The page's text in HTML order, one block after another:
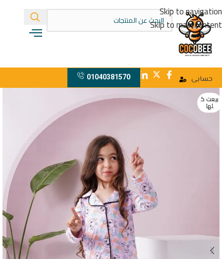
Skip to navigation
Skip to main content
حسابى 01040381570
بيعت ك
لها